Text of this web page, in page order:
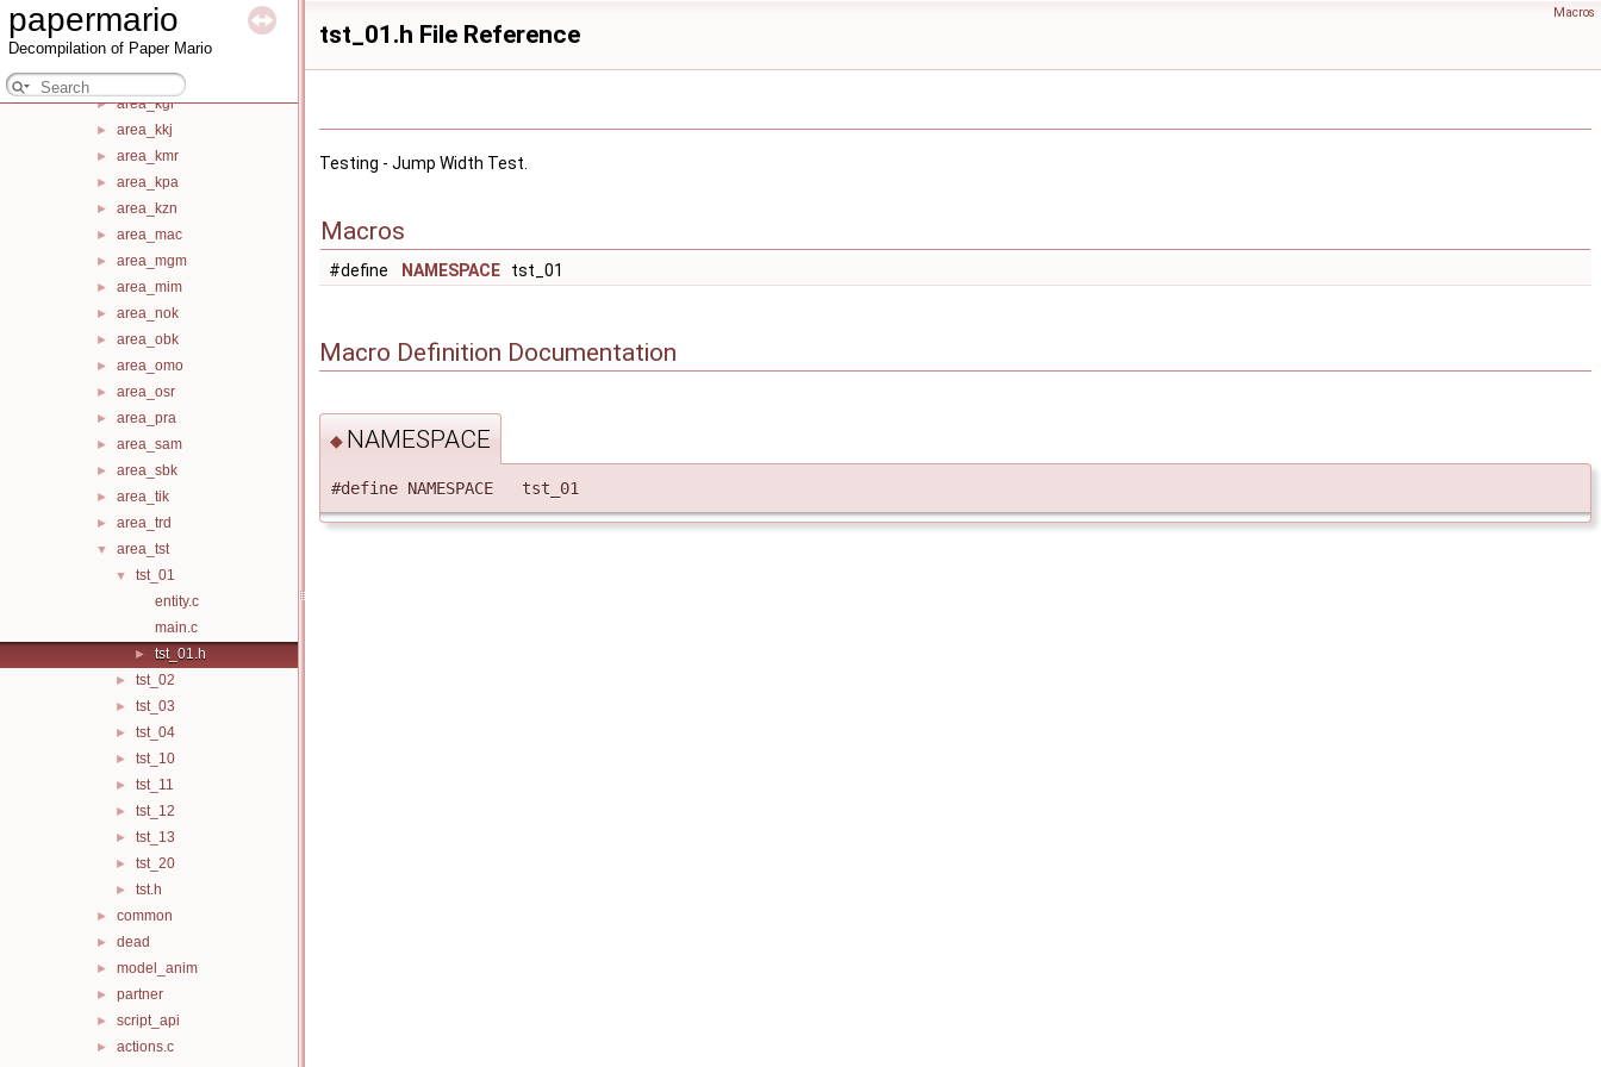
papermario
Decompilation of Paper Mario
► area_isk
► area_iwa
► area_jan
► area_kgr
► area_kkj
► area_kmr
► area_kpa
► area_kzn
► area_mac
► area_mgm
► area_mim
► area_nok
► area_obk
► area_omo
► area_osr
► area_pra
► area_sam
► area_sbk
► area_tik
► area_trd
▼ area_tst
▼
tst_01
entity.c
main.c
► tst_01.h
► tst_02
► tst_03
► tst_04
► tst_10
► tst_11
► tst_12
► tst_13
► tst_20
► tst.h
► common
► dead
► model_anim
► partner
► script_api
► actions.c
Macros
tst_01.h File Reference
Testing - Jump Width Test.
Macros
#define NAMESPACE tst_01
Macro Definition Documentation
◆ NAMESPACE
#define NAMESPACE tst_01